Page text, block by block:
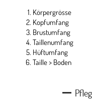
Körpergrösse
Kopfumfang
Brustumfang
Taillenumfang
Hüftumfang
Taille > Boden